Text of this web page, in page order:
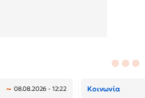
08.08.2026 - 12:22 Κοινωνία